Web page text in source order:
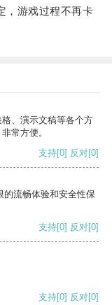
游戏过程不再卡
、演示文稿等各个方
常方便。
支持[0] 反对[0]
的流畅体验和安全性保
支持[0] 反对[0]
支持[0] 反对[0]